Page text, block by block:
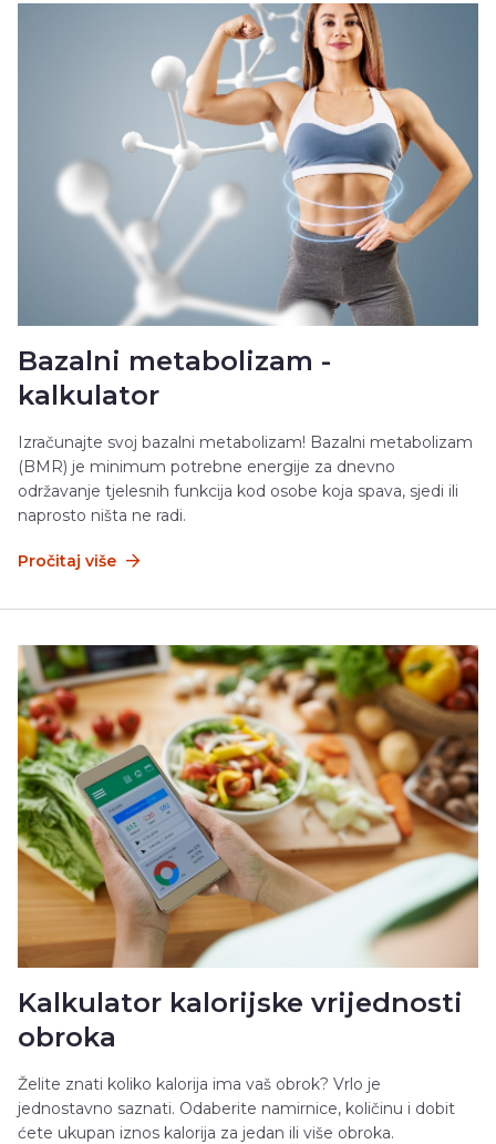
Bazalni metabolizam -
kalkulator
Izračunajte svoj bazalni metabolizam! Bazalni metabolizam
(BMR) je minimum potrebne energije za dnevno
održavanje tjelesnih funkcija kod osobe koja spava, sjedi ili
naprosto ništa ne radi.
Pročitaj više
Kalkulator kalorijske vrijednosti
obroka
Želite znati koliko kalorija ima vaš obrok? Vrlo je
jednostavno saznati. Odaberite namirnice, količinu i dobit
ćete ukupan iznos kalorija za jedan ili više obroka.